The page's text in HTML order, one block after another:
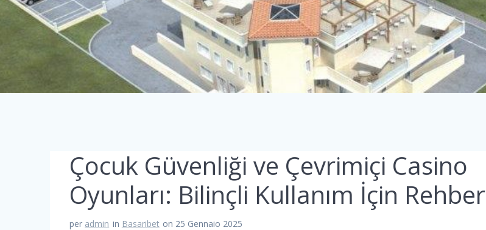
Çocuk Güvenliği ve Çevrimiçi Casino
Oyunları: Bilinçli Kullanım İçin Rehber
per admin in Basaribet on 25 Gennaio 2025